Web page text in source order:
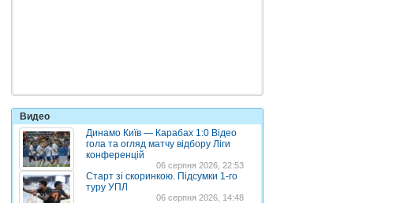
Видео
Динамо Київ — Карабах 1:0 Відео
гола та огляд матчу відбору Ліги
конференцій
06 серпня 2026, 22:53
Старт зі скоринкою. Підсумки 1-го
туру УПЛ
06 серпня 2026, 14:48